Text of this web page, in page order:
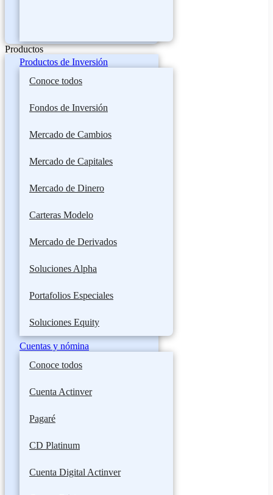
Productos
Productos de Inversión
Conoce todos
Fondos de Inversión
Mercado de Cambios
Mercado de Capitales
Mercado de Dinero
Carteras Modelo
Mercado de Derivados
Soluciones Alpha
Portafolios Especiales
Soluciones Equity
Cuentas y nómina
Conoce todos
Cuenta Actinver
Pagaré
CD Platinum
Cuenta Digital Actinver